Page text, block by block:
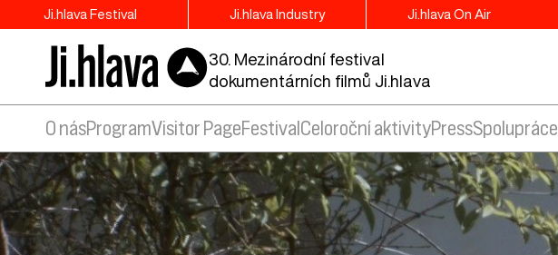
Ji.hlava Festival Ji.hlava Industry Ji.hlava On Air
30. Mezinárodní festival
dokumentárních filmů Ji.hlava
O násProgramVisitor PageFestival Celoroční aktivityPressSpolupráce